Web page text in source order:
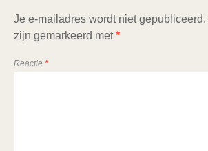
Je e-mailadres wordt niet gepubliceerd.
zijn gemarkeerd met*
Reactie *